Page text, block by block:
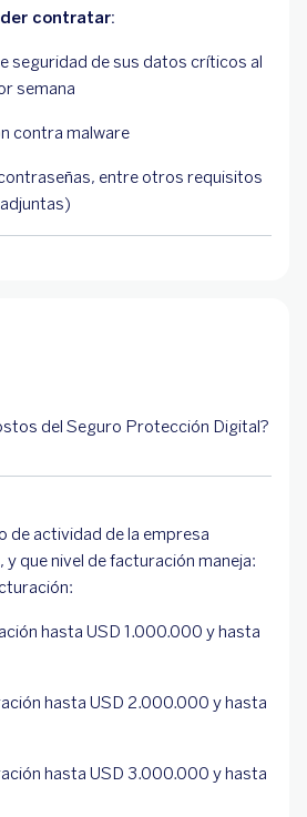
contratar:
seguridad de sus datos críticos al
semana
contra malware
entre otros requisitos
del Seguro Protección Digital?
de actividad de la empresa
que nivel de facturación maneja:
hasta USD 1.000.000 y hasta
hasta USD 2.000.000 y hasta
hasta USD 3.000.000 y hasta